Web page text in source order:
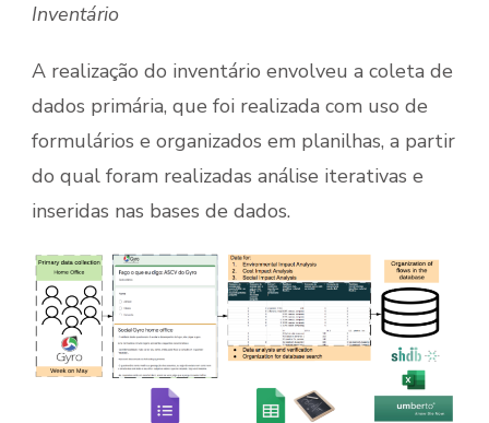
Inventário
A realização do inventário envolveu a coleta de
dados primária, que foi realizada com uso de
formulários e organizados em planilhas, a partir
do qual foram realizadas análise iterativas e
inseridas nas bases de dados.